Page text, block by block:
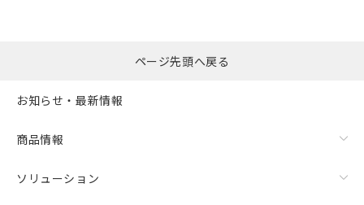
ページ先頭へ戻る
お知らせ・最新情報
商品情報
ソリューション